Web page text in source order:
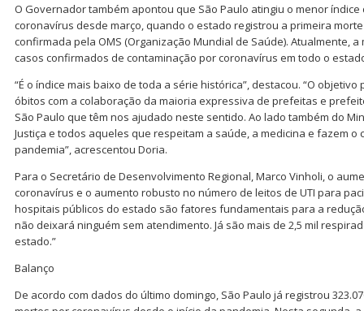
O Governador também apontou que São Paulo atingiu o menor
coronavírus desde março, quando o estado registrou a primeira
confirmada pela OMS (Organização Mundial de Saúde). Atualmente,
casos confirmados de contaminação por coronavírus em todo o
“É o índice mais baixo de toda a série histórica”, destacou. “O
óbitos com a colaboração da maioria expressiva de prefeitas e
São Paulo que têm nos ajudado neste sentido. Ao lado também do
Justiça e todos aqueles que respeitam a saúde, a medicina e fazem
pandemia”, acrescentou Doria.
Para o Secretário de Desenvolvimento Regional, Marco Vinholi, o
coronavírus e o aumento robusto no número de leitos de UTI para
hospitais públicos do estado são fatores fundamentais para a
não deixará ninguém sem atendimento. Já são mais de 2,5 mil
estado.”
Balanço
De acordo com dados do último domingo, São Paulo já registrou